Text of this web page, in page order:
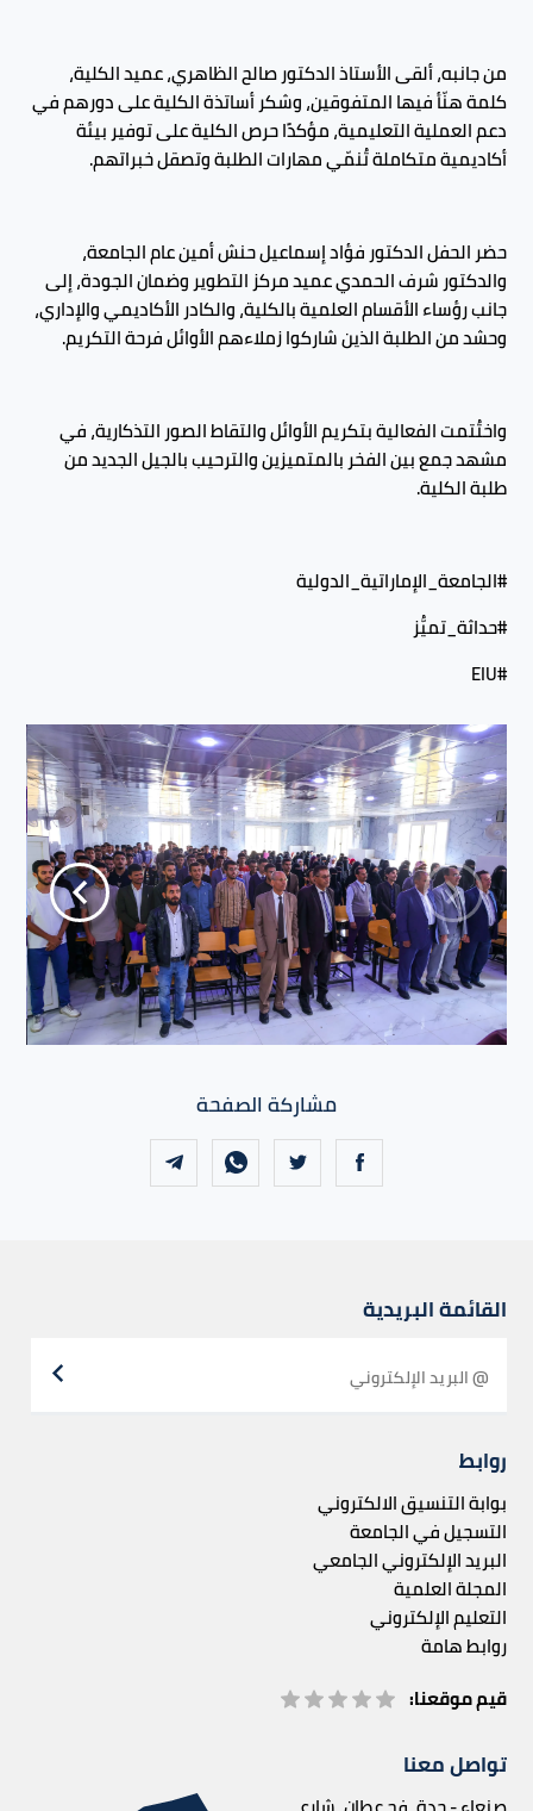
من جانبه، ألقى الأستاذ الدكتور صالح الظاهري، عميد الكلية،
كلمة هنّأ فيها المتفوقين، وشكر أساتذة الكلية على دورهم في
دعم العملية التعليمية، مؤكدًا حرص الكلية على توفير بيئة
أكاديمية متكاملة تُنمّي مهارات الطلبة وتصقل خبراتهم.
حضر الحفل الدكتور فؤاد إسماعيل حنش أمين عام الجامعة،
والدكتور شرف الحمدي عميد مركز التطوير وضمان الجودة، إلى
جانب رؤساء الأقسام العلمية بالكلية، والكادر الأكاديمي والإداري،
وحشد من الطلبة الذين شاركوا زملاءهم الأوائل فرحة التكريم.
واختُتمت الفعالية بتكريم الأوائل والتقاط الصور التذكارية، في
مشهد جمع بين الفخر بالمتميزين والترحيب بالجيل الجديد من
طلبة الكلية.
#الجامعة_الإماراتية_الدولية
#حداثة_تميُّز
#EIU
مشاركة الصفحة
القائمة البريدية
روابط
بوابة التنسيق الالكتروني
التسجيل في الجامعة
البريد الإلكتروني الجامعي
المجلة العلمية
التعليم الإلكتروني
روابط هامة
قيم موقعنا:
تواصل معنا